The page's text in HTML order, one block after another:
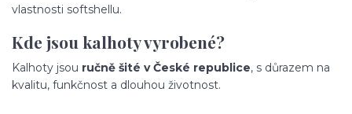
vlastnosti softshellu.
Kde jsou kalhoty vyrobené?
Kalhoty jsou ručně šité v České republice, s důrazem na
kvalitu, funkčnost a dlouhou životnost.